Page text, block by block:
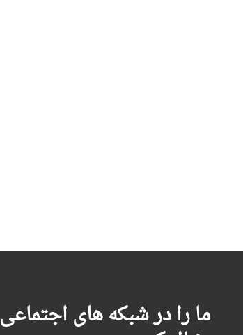
ما را در شبکه های اجتماعی